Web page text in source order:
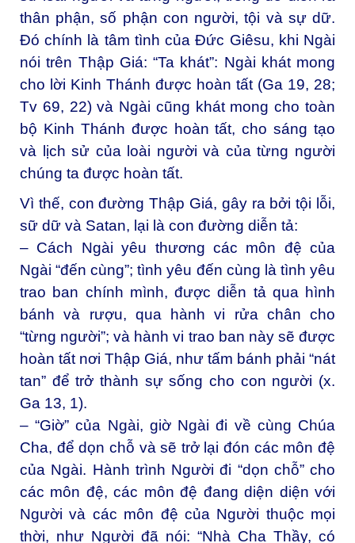
thân phận, số phận con người, tội và sự dữ.
Đó chính là tâm tình của Đức Giêsu, khi Ngài
nói trên Thập Giá: “Ta khát”: Ngài khát mong
cho lời Kinh Thánh được hoàn tất (Ga 19, 28;
Tv 69, 22) và Ngài cũng khát mong cho toàn
bộ Kinh Thánh được hoàn tất, cho sáng tạo
và lịch sử của loài người và của từng người
chúng ta được hoàn tất.
Vì thế, con đường Thập Giá, gây ra bởi tội lỗi,
sữ dữ và Satan, lại là con đường diễn tả:
– Cách Ngài yêu thương các môn đệ của
Ngài “đến cùng”; tình yêu đến cùng là tình yêu
trao ban chính mình, được diễn tả qua hình
bánh và rượu, qua hành vi rửa chân cho
“từng người”; và hành vi trao ban này sẽ được
hoàn tất nơi Thập Giá, như tấm bánh phải “nát
tan” để trở thành sự sống cho con người (x.
Ga 13, 1).
– “Giờ” của Ngài, giờ Ngài đi về cùng Chúa
Cha, để dọn chỗ và sẽ trở lại đón các môn đệ
của Ngài. Hành trình Người đi “dọn chỗ” cho
các môn đệ, các môn đệ đang diện diện với
Người và các môn đệ của Người thuộc mọi
thời, như Người đã nói: “Nhà Cha Thầy, có